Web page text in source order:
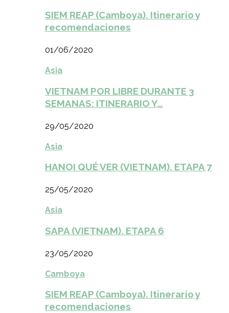
SIEM REAP (Camboya). Itinerario y
recomendaciones
01/06/2020
Asia
VIETNAM POR LIBRE DURANTE 3
SEMANAS: ITINERARIO Y…
29/05/2020
Asia
HANOI QUÉ VER (VIETNAM). ETAPA 7
25/05/2020
Asia
SAPA (VIETNAM). ETAPA 6
23/05/2020
Camboya
SIEM REAP (Camboya). Itinerario y
recomendaciones